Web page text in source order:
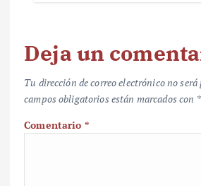
Deja un
Tu dirección de correo electrónico no
campos obligatorios están marcados con *
Comentario *